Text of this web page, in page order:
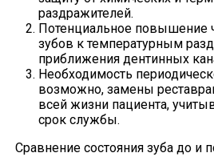
раздражителей.
Потенциальное повышение
зубов к температурным
приближения дентинных
Необходимость
возможно, замены
всей жизни пациента,
срок службы.
Сравнение состояния зуба до и